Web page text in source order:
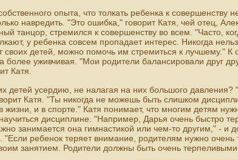
опыта, что толкать ребенка к совершенству
навредить. "Это ошибка," говорит Катя, чей отец,
танцор, стремился к совершенству во всем. "Часто,
у ребенка совсем пропадает интерес. Никогда
своих детей, можно помочь им стремиться к лучшему." К
более уживчивая. "Мои родители балансировали друг
Катя.
детей усердию, не налагая на них большого давления?
Катя. "Ты никогда не можешь быть слишком
жизни, и в спорте." Катя понимает, что многим детям
дисциплине. "Например, Дарья очень быстро
занимается она гимнастикой или чем-то другим," - и
"Если ребенок теряет внимание, родителям нужно очень
занятием. Родители должны быть очень